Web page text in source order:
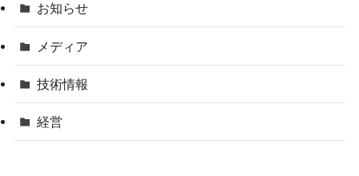
お知らせ
メディア
技術情報
経営